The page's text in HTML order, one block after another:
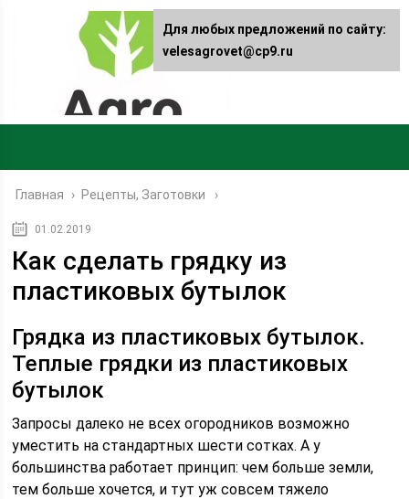
Главная › Рецепты, Заготовки
01.02.2019
Как сделать грядку из
пластиковых бутылок
Грядка из пластиковых бутылок.
Теплые грядки из пластиковых
бутылок
Запросы далеко не всех огородников возможно
уместить на стандартных шести сотках. А у
большинства работает принцип: чем больше земли,
тем больше хочется, и тут уж совсем тяжело
Для любых предложений по сайту:
velesagrovet@cp9.ru